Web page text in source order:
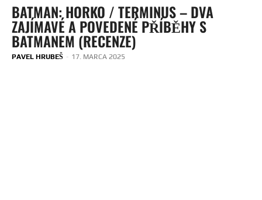
BATMAN: HORKO / TERMINUS – DVA
ZAJÍMAVÉ A POVEDENÉ PŘÍBĚHY S
BATMANEM (RECENZE)
PAVEL HRUBEŠ - 17. MARCA 2025